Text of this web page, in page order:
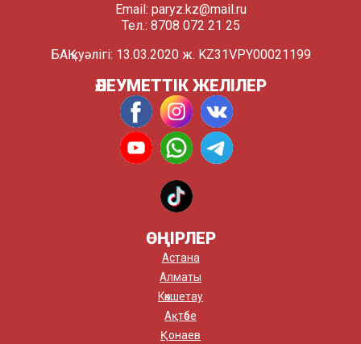
Email: paryz.kz@mail.ru
Тел.: 8708 072 21 25
БАҚ куәлігі: 13.03.2020 ж. KZ31VPY00021199
ӘЛЕУМЕТТІК ЖЕЛІЛЕР
ӨҢІРЛЕР
Астана
Алматы
Көкшетау
Ақтөбе
Қонаев